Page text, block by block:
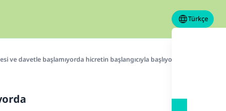
Türkçe
ve davetle başlamıyorda hicretin başlangıcıyla başlıyor?